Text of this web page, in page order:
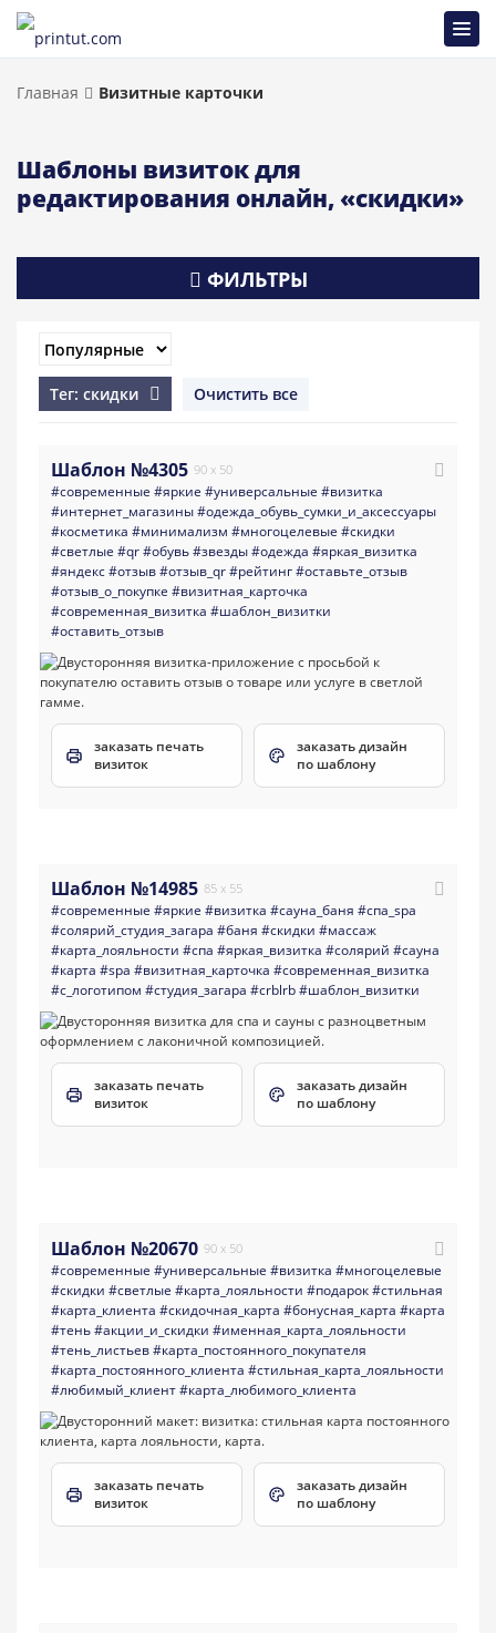
Главная Визитные карточки
Шаблоны визиток для
редактирования онлайн, «скидки»
ФИЛЬТРЫ
Тег: скидки Очистить все
Шаблон №4305 90 x 50
#современные #яркие #универсальные #визитка
#интернет_магазины#одежда_обувь_сумки_и_аксессуары
#косметика #минимализм #многоцелевые #скидки
#светлые #qr#обувь#звезды#одежда #яркая_визитка
#яндекс#отзыв#отзыв_qr#рейтинг#оставьте_отзыв
#отзыв_о_покупке #визитная_карточка
#современная_визитка #шаблон_визитки
#оставить_отзыв
заказать печать
визиток
заказать дизайн
по шаблону
Шаблон №14985 85 x 55
#современные #яркие #визитка #сауна_баня #спа_spa
#солярий_студия_загара #баня #скидки #массаж
#карта_лояльности #спа #яркая_визитка #солярий #сауна
#карта #spa #визитная_карточка #современная_визитка
#с_логотипом #студия_загара #crblrb#шаблон_визитки
заказать печать
визиток
заказать дизайн
по шаблону
Шаблон №20670 90 x 50
#современные #универсальные #визитка #многоцелевые
#скидки #светлые #карта_лояльности #подарок#стильная
#карта_клиента #скидочная_карта #бонусная_карта #карта
#тень#акции_и_скидки #именная_карта_лояльности
#тень_листьев#карта_постоянного_покупателя
#карта_постоянного_клиента #стильная_карта_лояльности
#любимый_клиент#карта_любимого_клиента
заказать печать
визиток
заказать дизайн
по шаблону